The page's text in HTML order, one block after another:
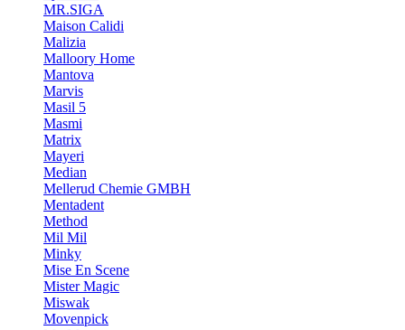
MR.SIGA
Maison Calidi
Malizia
Malloory Home
Mantova
Marvis
Masil 5
Masmi
Matrix
Mayeri
Median
Mellerud Chemie GMBH
Mentadent
Method
Mil Mil
Minky
Mise En Scene
Mister Magic
Miswak
Movenpick